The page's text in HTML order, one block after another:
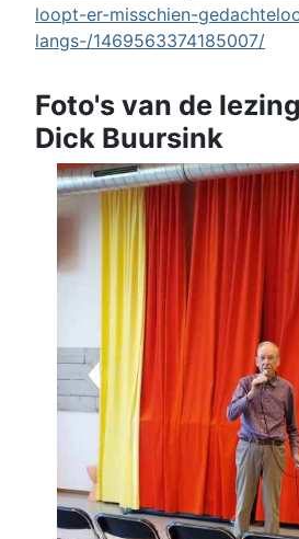
loopt-er-misschien-
langs-/1469563374185007/
Foto's van de
Dick Buursink